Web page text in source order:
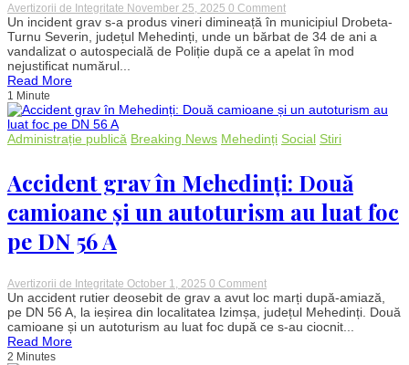
Avertizorii de Integritate November 25, 2025 0 Commenton
Mașină
de
Poliție
vandalizată
un
fals
la
Un
bărbat
de
34
de
Un incident grav s-a produs vineri dimineață în municipiul Drobeta-
Turnu Severin, județul Mehedinți, unde un bărbat de 34 de ani a
vandalizat o autospecială de Poliție după ce a apelat în mod
nejustificat numărul...
Read More
1 Minute
Administrație publică Breaking News Mehedinți Social Stiri
Accident grav în Mehedinți: Două
camioane și un autoturism au luat foc
pe DN 56 A
Avertizorii de Integritate October 1, 2025 0 Commenton
Accident
grav
în
Mehedinți:
Un accident rutier deosebit de grav a avut loc marți după-amiază,
pe DN 56 A, la ieșirea din localitatea Izimșa, județul Mehedinți. Două
camioane și un autoturism au luat foc după ce s-au ciocnit...
Read More
2 Minutes